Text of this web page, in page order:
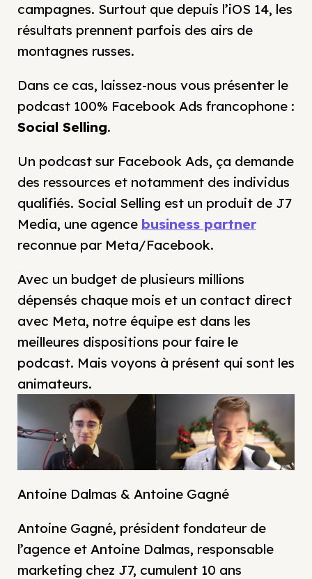
campagnes. Surtout que depuis l’iOS 14, les
résultats prennent parfois des airs de
montagnes russes.
Dans ce cas, laissez-nous vous présenter le
podcast 100% Facebook Ads francophone :
Social Selling.
Un podcast sur Facebook Ads, ça demande
des ressources et notamment des individus
qualifiés. Social Selling est un produit de J7
Media, une agence business partner
reconnue par Meta/Facebook.
Avec un budget de plusieurs millions
dépensés chaque mois et un contact direct
avec Meta, notre équipe est dans les
meilleures dispositions pour faire le
podcast. Mais voyons à présent qui sont les
animateurs.
Antoine Dalmas & Antoine Gagné
Antoine Gagné, président fondateur de
l’agence et Antoine Dalmas, responsable
marketing chez J7, cumulent 10 ans